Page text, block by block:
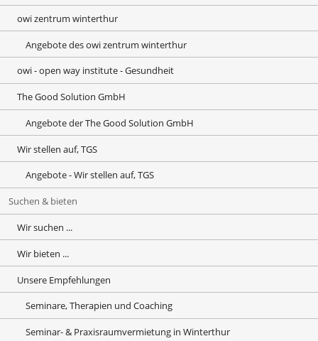
owi zentrum winterthur
Angebote des owi zentrum winterthur
owi - open way institute - Gesundheit
The Good Solution GmbH
Angebote der The Good Solution GmbH
Wir stellen auf, TGS
Angebote - Wir stellen auf, TGS
Suchen & bieten
Wir suchen ...
Wir bieten ...
Unsere Empfehlungen
Seminare, Therapien und Coaching
Seminar- & Praxisraumvermietung in Winterthur